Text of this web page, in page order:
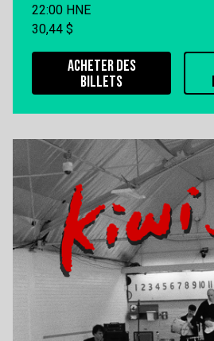
22:00 HNE
30,44 $
ACHETER DES
BILLETS